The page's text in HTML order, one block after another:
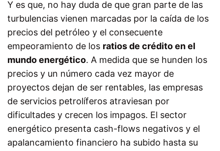
Y es que, no hay duda de que gran parte de las
turbulencias vienen marcadas por la caída de los
precios del petróleo y el consecuente
empeoramiento de los ratios de crédito en el
mundo energético. A medida que se hunden los
precios y un número cada vez mayor de
proyectos dejan de ser rentables, las empresas
de servicios petrolíferos atraviesan por
dificultades y crecen los impagos. El sector
energético presenta cash-flows negativos y el
apalancamiento financiero ha subido hasta su